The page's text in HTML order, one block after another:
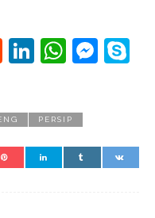
Reddit
LinkedIn
PERSIP